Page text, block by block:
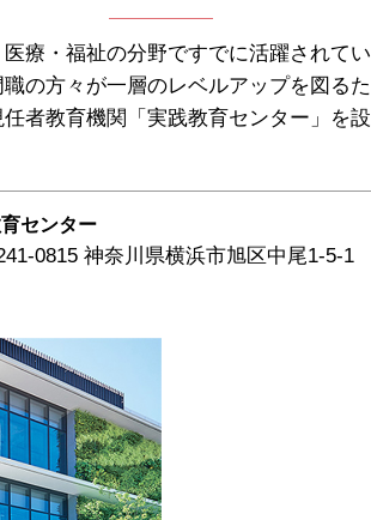
療・福祉の分野ですでに活躍されてい
職の方々が一層のレベルアップを図るた
者教育機関「実践教育センター」を設
センター
0815 神奈川県横浜市旭区中尾1-5-1